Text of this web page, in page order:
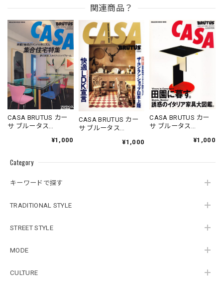
Category
キーワードで探す
TRADITIONAL STYLE
STREET STYLE
MODE
CULTURE
関連商品？
CASA BRUTUS カー
サ ブルータス
¥1,000
CASA BRUTUS カー
サ ブルータス
¥1,000
CASA BRUTUS カー
サ ブルータス
¥1,000